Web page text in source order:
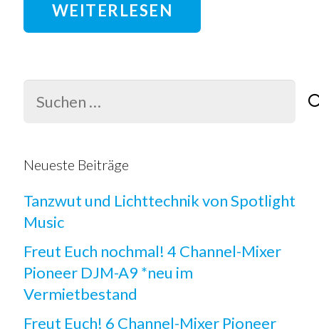
WEITERLESEN
Suchen
nach:
Neueste Beiträge
Tanzwut und Lichttechnik von Spotlight
Music
Freut Euch nochmal! 4 Channel-Mixer
Pioneer DJM-A9 *neu im
Vermietbestand
Freut Euch! 6 Channel-Mixer Pioneer